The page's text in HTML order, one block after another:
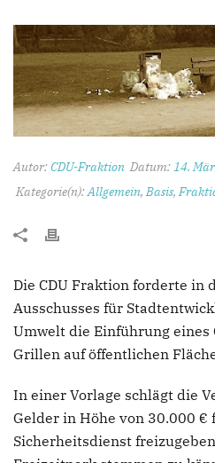
Autor:CDU-Fraktion Datum: 14.
Kategorie(n):Allgemein, Basis,
Die CDU Fraktion forderte in
Ausschusses für
Umwelt die Einführung
Grillen auf öffentlichen
In einer Vorlage schlägt die
Gelder in Höhe von 30.000
Sicherheitsdienst